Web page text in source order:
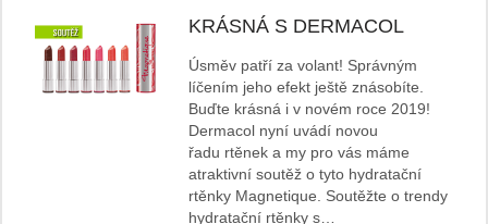
KRÁSNÁ S DERMACOL
Úsměv patří za volant! Správným
líčením jeho efekt ještě znásobíte.
Buďte krásná i v novém roce 2019!
Dermacol nyní uvádí novou
řadu rtěnek a my pro vás máme
atraktivní soutěž o tyto hydratační
rtěnky Magnetique. Soutěžte o trendy
hydratační rtěnky s…